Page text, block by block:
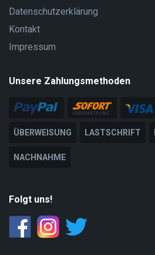
Datenschutzerklärung
Kontakt
Impressum
Unsere Zahlungsmethoden
ÜBERWEISUNG LASTSCHRIFT
NACHNAHME
Folgt uns!